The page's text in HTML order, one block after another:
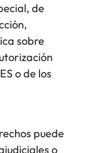
de
sobre
o de los
puede
o